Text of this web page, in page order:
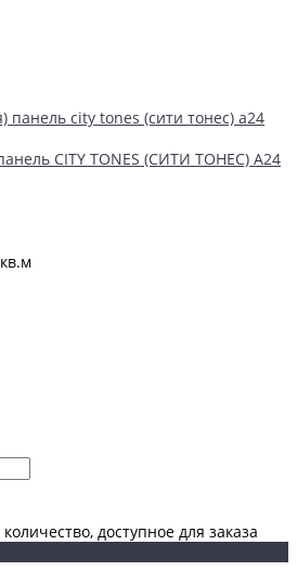
CITY TONES (CИТИ ТОНЕС) A24
доступное для заказа